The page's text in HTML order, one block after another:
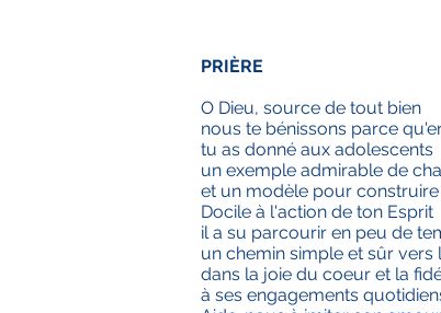
PRIÈRE
O Dieu, source de tout bien
nous te bénissons parce
tu as donné aux adolescents
un exemple admirable de
et un modèle pour
Docile à l'action de ton Esprit
il a su parcourir en peu de
un chemin simple et sûr vers
dans la joie du coeur et la
à ses engagements